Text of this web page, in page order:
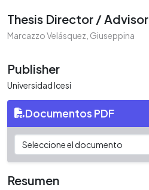
Thesis Director / Advisor
Marcazzo Velásquez, Giuseppina
Publisher
Universidad Icesi
Documentos PDF
Resumen